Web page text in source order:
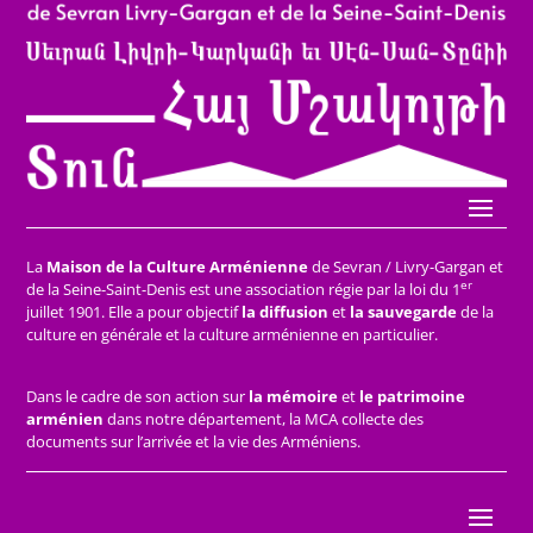
La Maison de la Culture Arméniennede Sevran / Livry-Gargan et
de la Seine-Saint-Denis est une association régie par la loi du 1er
juillet 1901. Elle a pour objectifla diffusion et la sauvegardede la
culture en générale et la culture arménienne en particulier.
Dans le cadre de son action sur la mémoireet le patrimoine
arménien dans notre département, la MCA collecte des
documents sur l’arrivée et la vie des Arméniens.